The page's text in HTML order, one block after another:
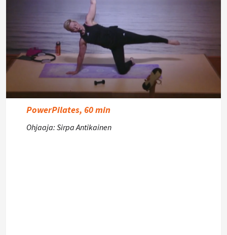
PowerPilates, 60 min
Ohjaaja: Sirpa Antikainen